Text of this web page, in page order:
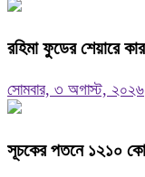
রহিমা ফুডের শেয়ারে
সোমবার, ৩ অগাস্ট, ২০২৬
সূচকের পতনে ১২১০